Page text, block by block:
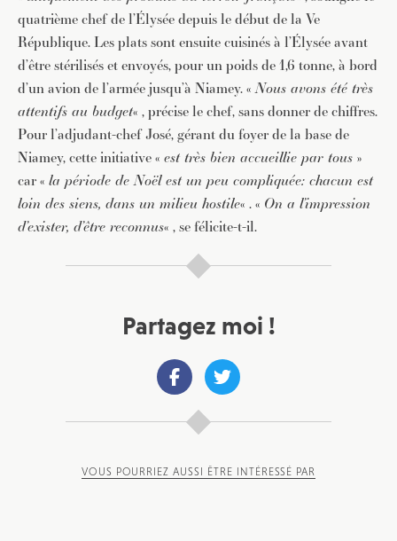
quatrième chef de l’Élysée depuis le début de la Ve
République. Les plats sont ensuite cuisinés à l’Élysée avant
d’être stérilisés et envoyés, pour un poids de 1,6 tonne, à bord
d’un avion de l’armée jusqu’à Niamey. «Nous avons été très
attentifs au budget« , précise le chef, sans donner de chiffres.
Pour l’adjudant-chef José, gérant du foyer de la base de
Niamey, cette initiative « est très bien accueillie par tous »
car « la période de Noël est un peu compliquée: chacun est
loin des siens, dans un milieu hostile« . « On a l’impression
d’exister, d’être reconnus« , se félicite-t-il.
Partagez moi !
VOUS POURRIEZ AUSSI ÊTRE INTÉRESSÉ PAR